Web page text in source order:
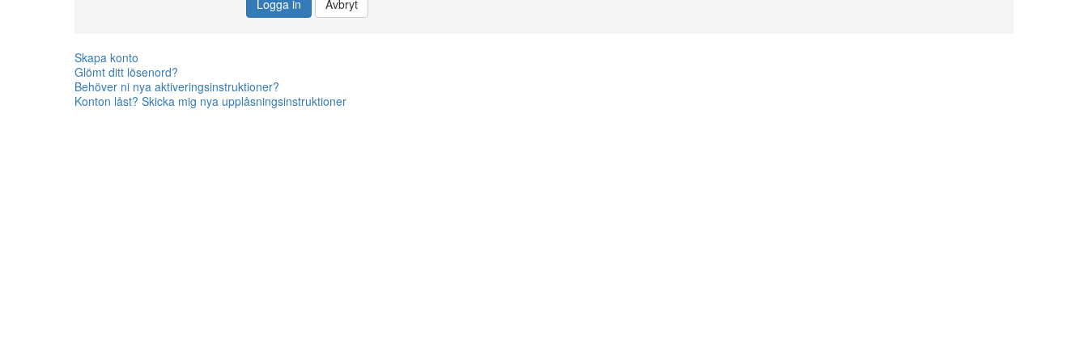
Logga in Avbryt
Skapa konto
Glömt ditt lösenord?
Behöver ni nya aktiveringsinstruktioner?
Konton låst? Skicka mig nya upplåsningsinstruktioner